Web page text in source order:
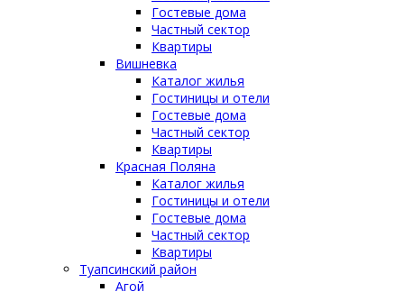
Гостевые дома
Частный сектор
Квартиры
Вишневка
Каталог жилья
Гостиницы и отели
Гостевые дома
Частный сектор
Квартиры
Красная Поляна
Каталог жилья
Гостиницы и отели
Гостевые дома
Частный сектор
Квартиры
Туапсинский район
Агой